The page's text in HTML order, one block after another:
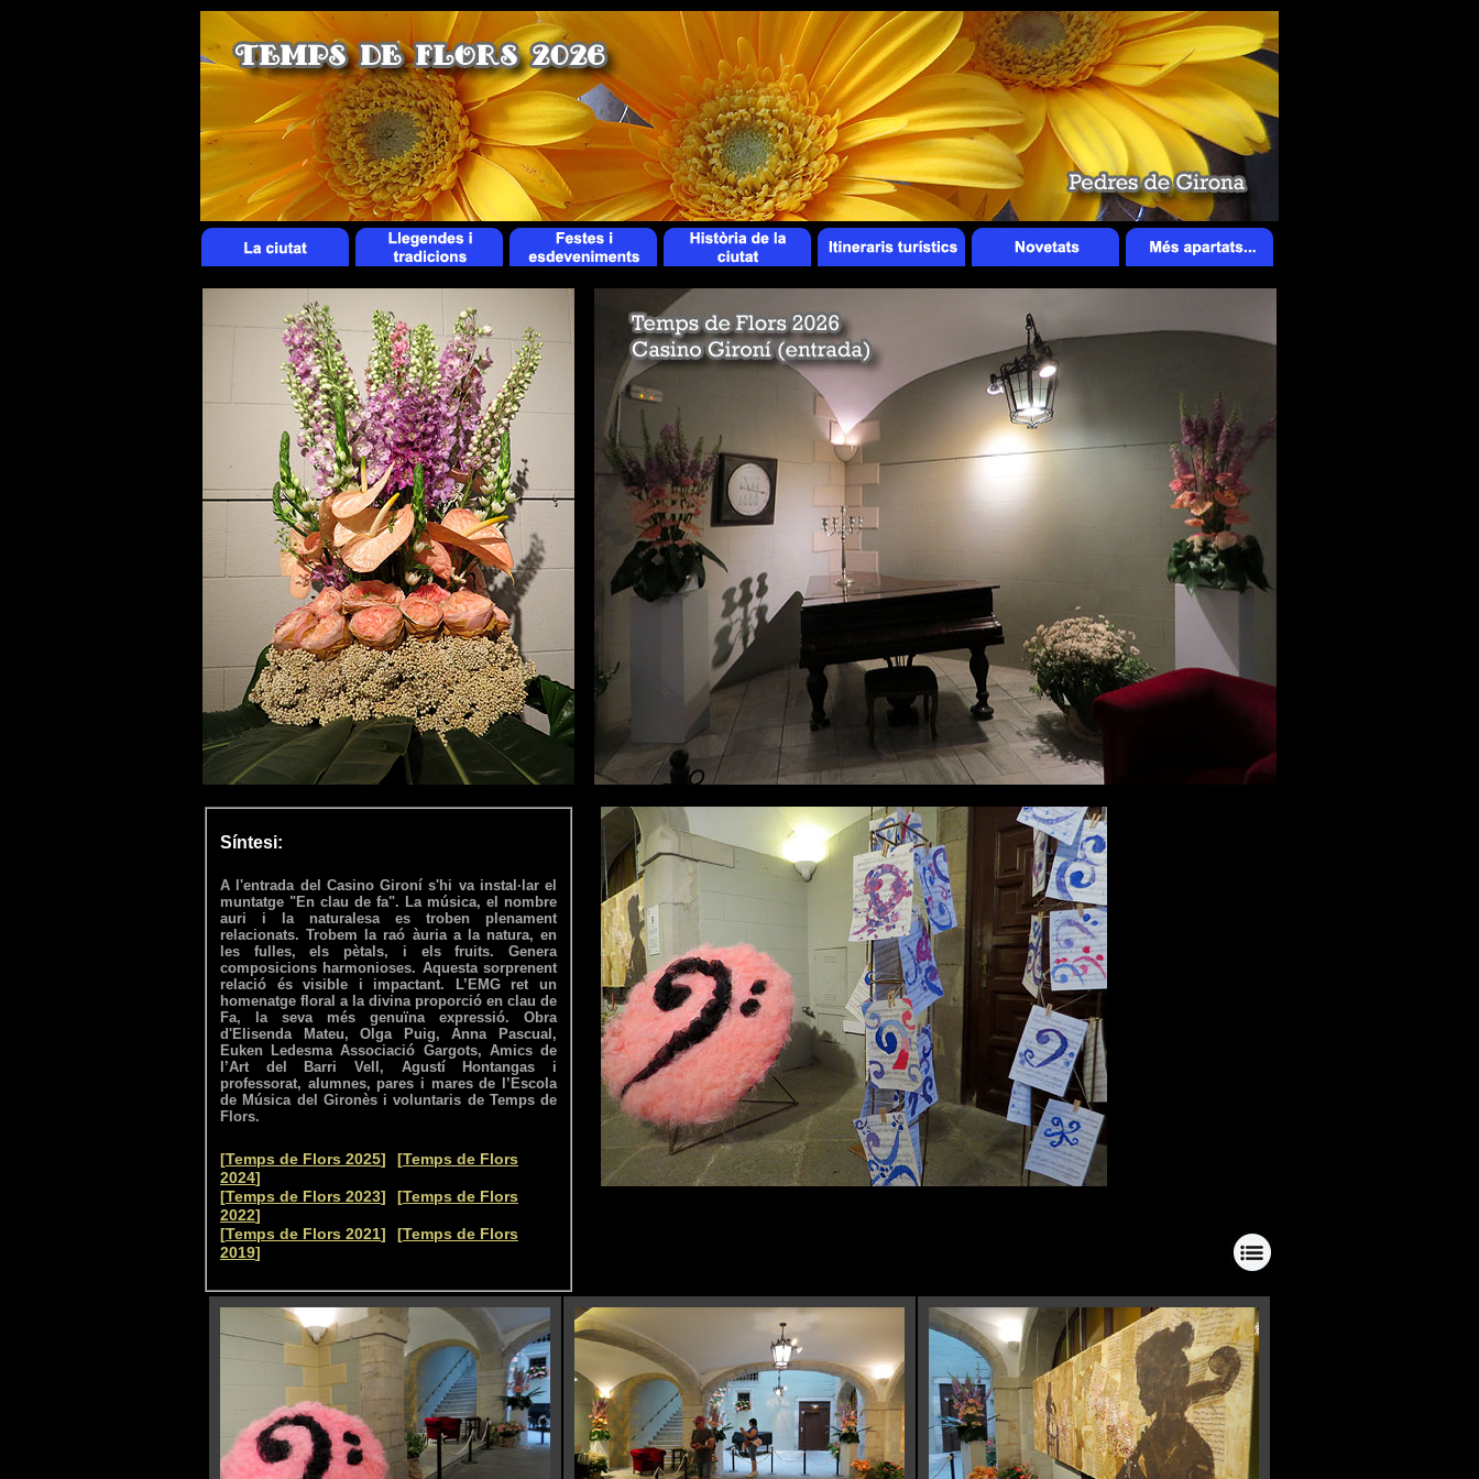
Síntesi:
A l'entrada del Casino Gironí s'hi va instal·lar el
muntatge "En clau de fa". La música, el nombre
auri i la naturalesa es troben plenament
relacionats. Trobem la raó àuria a la natura, en
les fulles, els pètals, i els fruits. Genera
composicions harmonioses. Aquesta sorprenent
relació és visible i impactant. L’EMG ret un
homenatge floral a la divina proporció en clau de
Fa, la seva més genuïna expressió. Obra
d'Elisenda Mateu, Olga Puig, Anna Pascual,
Euken Ledesma Associació Gargots, Amics de
l’Art del Barri Vell, Agustí Hontangas i
professorat, alumnes, pares i mares de l’Escola
de Música del Gironès i voluntaris de Temps de
Flors.
[Temps de Flors 2025] [Temps de Flors
2024]
[Temps de Flors 2023] [Temps de Flors
2022]
[Temps de Flors 2021] [Temps de Flors
2019]